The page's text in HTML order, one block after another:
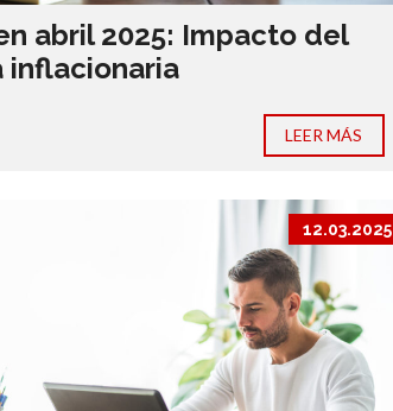
abril 2025: Impacto del
inflacionaria
LEER MÁS
12.03.2025